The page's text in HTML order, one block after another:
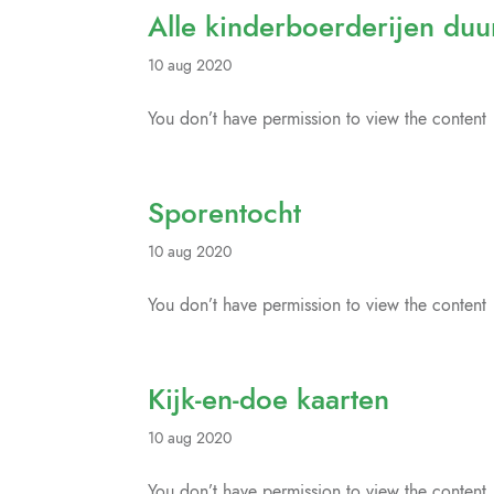
Alle kinderboerderijen
10 aug 2020
You don’t have permission to view the content
Sporentocht
10 aug 2020
You don’t have permission to view the content
Kijk-en-doe kaarten
10 aug 2020